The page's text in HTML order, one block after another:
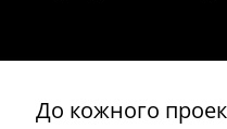
До кожного